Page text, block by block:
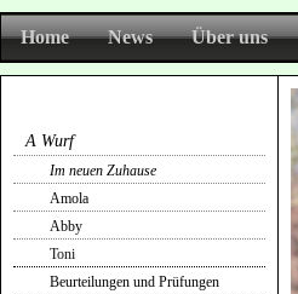
Home News Über uns
A Wurf
Im neuen Zuhause
Amola
Abby
Toni
Beurteilungen und Prüfungen